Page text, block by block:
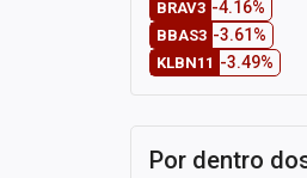
BRAV3 -4.16%
BBAS3 -3.61%
KLBN11 -3.49%
Por dentro